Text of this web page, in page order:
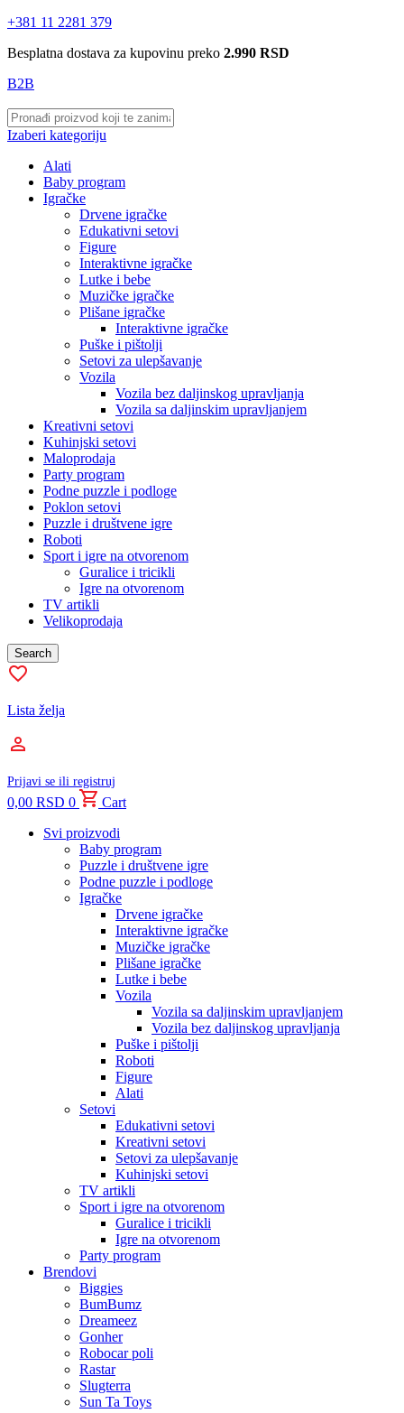
+381 11 2281 379
Besplatna dostava za kupovinu preko 2.990 RSD
B2B
Izaberi kategoriju
Alati
Baby program
Igračke
Drvene igračke
Edukativni setovi
Figure
Interaktivne igračke
Lutke i bebe
Muzičke igračke
Plišane igračke
Interaktivne igračke
Puške i pištolji
Setovi za ulepšavanje
Vozila
Vozila bez daljinskog upravljanja
Vozila sa daljinskim upravljanjem
Kreativni setovi
Kuhinjski setovi
Maloprodaja
Party program
Podne puzzle i podloge
Poklon setovi
Puzzle i društvene igre
Roboti
Sport i igre na otvorenom
Guralice i tricikli
Igre na otvorenom
TV artikli
Velikoprodaja
Search
Lista želja
Prijavi se ili registruj
0,00 RSD 0
Cart
Svi proizvodi
Baby program
Puzzle i društvene igre
Podne puzzle i podloge
Igračke
Drvene igračke
Interaktivne igračke
Muzičke igračke
Plišane igračke
Lutke i bebe
Vozila
Vozila sa daljinskim upravljanjem
Vozila bez daljinskog upravljanja
Puške i pištolji
Roboti
Figure
Alati
Setovi
Edukativni setovi
Kreativni setovi
Setovi za ulepšavanje
Kuhinjski setovi
TV artikli
Sport i igre na otvorenom
Guralice i tricikli
Igre na otvorenom
Party program
Brendovi
Biggies
BumBumz
Dreameez
Gonher
Robocar poli
Rastar
Slugterra
Sun Ta Toys